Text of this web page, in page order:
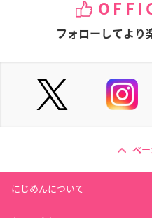
フォローしてより
ペ
にじめんについて